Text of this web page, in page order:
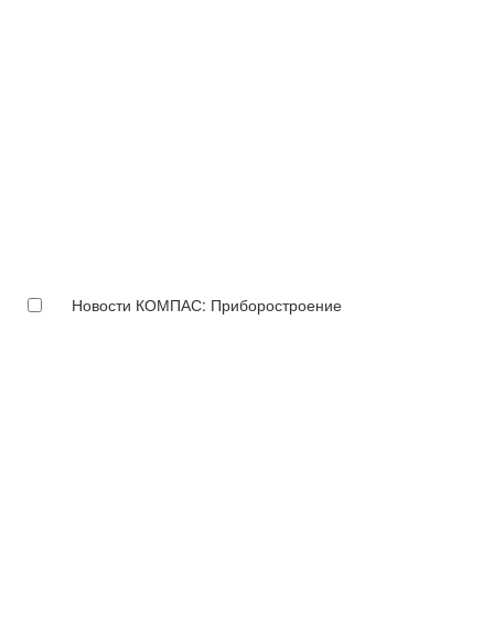
Новости КОМПАС: Приборостроение